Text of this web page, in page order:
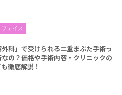
フェイス
外科」で受けられる二重まぶた手術っ
の？価格や手術内容・クリニックの
徹底解説！